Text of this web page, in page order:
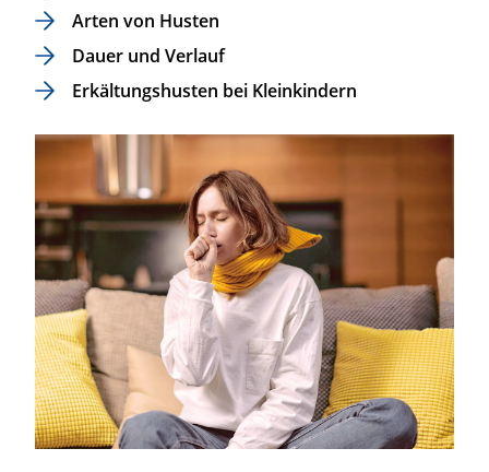
Arten von Husten
Dauer und Verlauf
Erkältungshusten bei Kleinkindern